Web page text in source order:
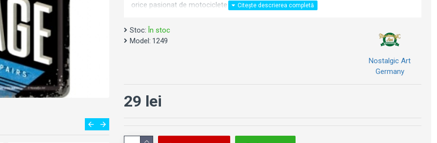
orice pasionat de motociclete BMW.
Stoc: În stoc
Model: 1249
Nostalgic Art
Germany
29 lei